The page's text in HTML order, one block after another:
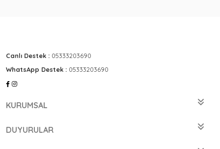
Canlı Destek : 05333203690
WhatsApp Destek : 05333203690
KURUMSAL
DUYURULAR